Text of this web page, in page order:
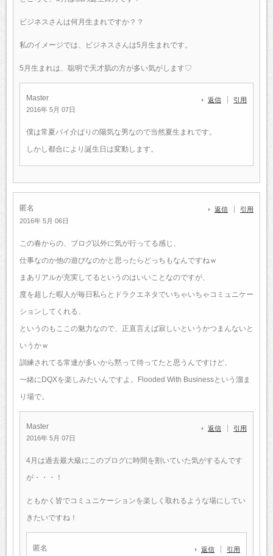
ビジネスさんは何月生まれですか？？
私のイメージでは、ビジネスさんは5月生まれです。
5月生まれは、聡明で天才肌の方が多い気がします♡
Master
2016年 5月 07日
返信 引用
僕は常夏パイ介ばりの陽気な男なので当然夏生まれです。
しかし都合により誕生日は変動します。
匿名
2016年 5月 06日
返信 引用
この春からの、ブログ以外に気が行ってる感じ、
仕事なのか他の遊びなのかと思ったらどっちもなんですねｗ
まあリアルが充実してるというのはいいことなのですが、
度を超した暇人が毎日私らとドラクエネタでいちゃいちゃコミュニケー
ションしてくれる、
というのもここの魅力なので、正直言えば寂しいというかつまんないと
いうかｗ
訓練されてる常連が多いから黙って待ってたと思うんですけど、
一緒にDQXを楽しみたいんですよ。Flooded With Businessという溜ま
り場で。
Master
2016年 5月 07日
返信 引用
4月は過去最大級にこのブログに時間を割いていた気がするんです
が・・・！
ともかく皆でコミュニケーションを楽しく取れるような場にしてい
きたいですね！
匿名 返信 引用